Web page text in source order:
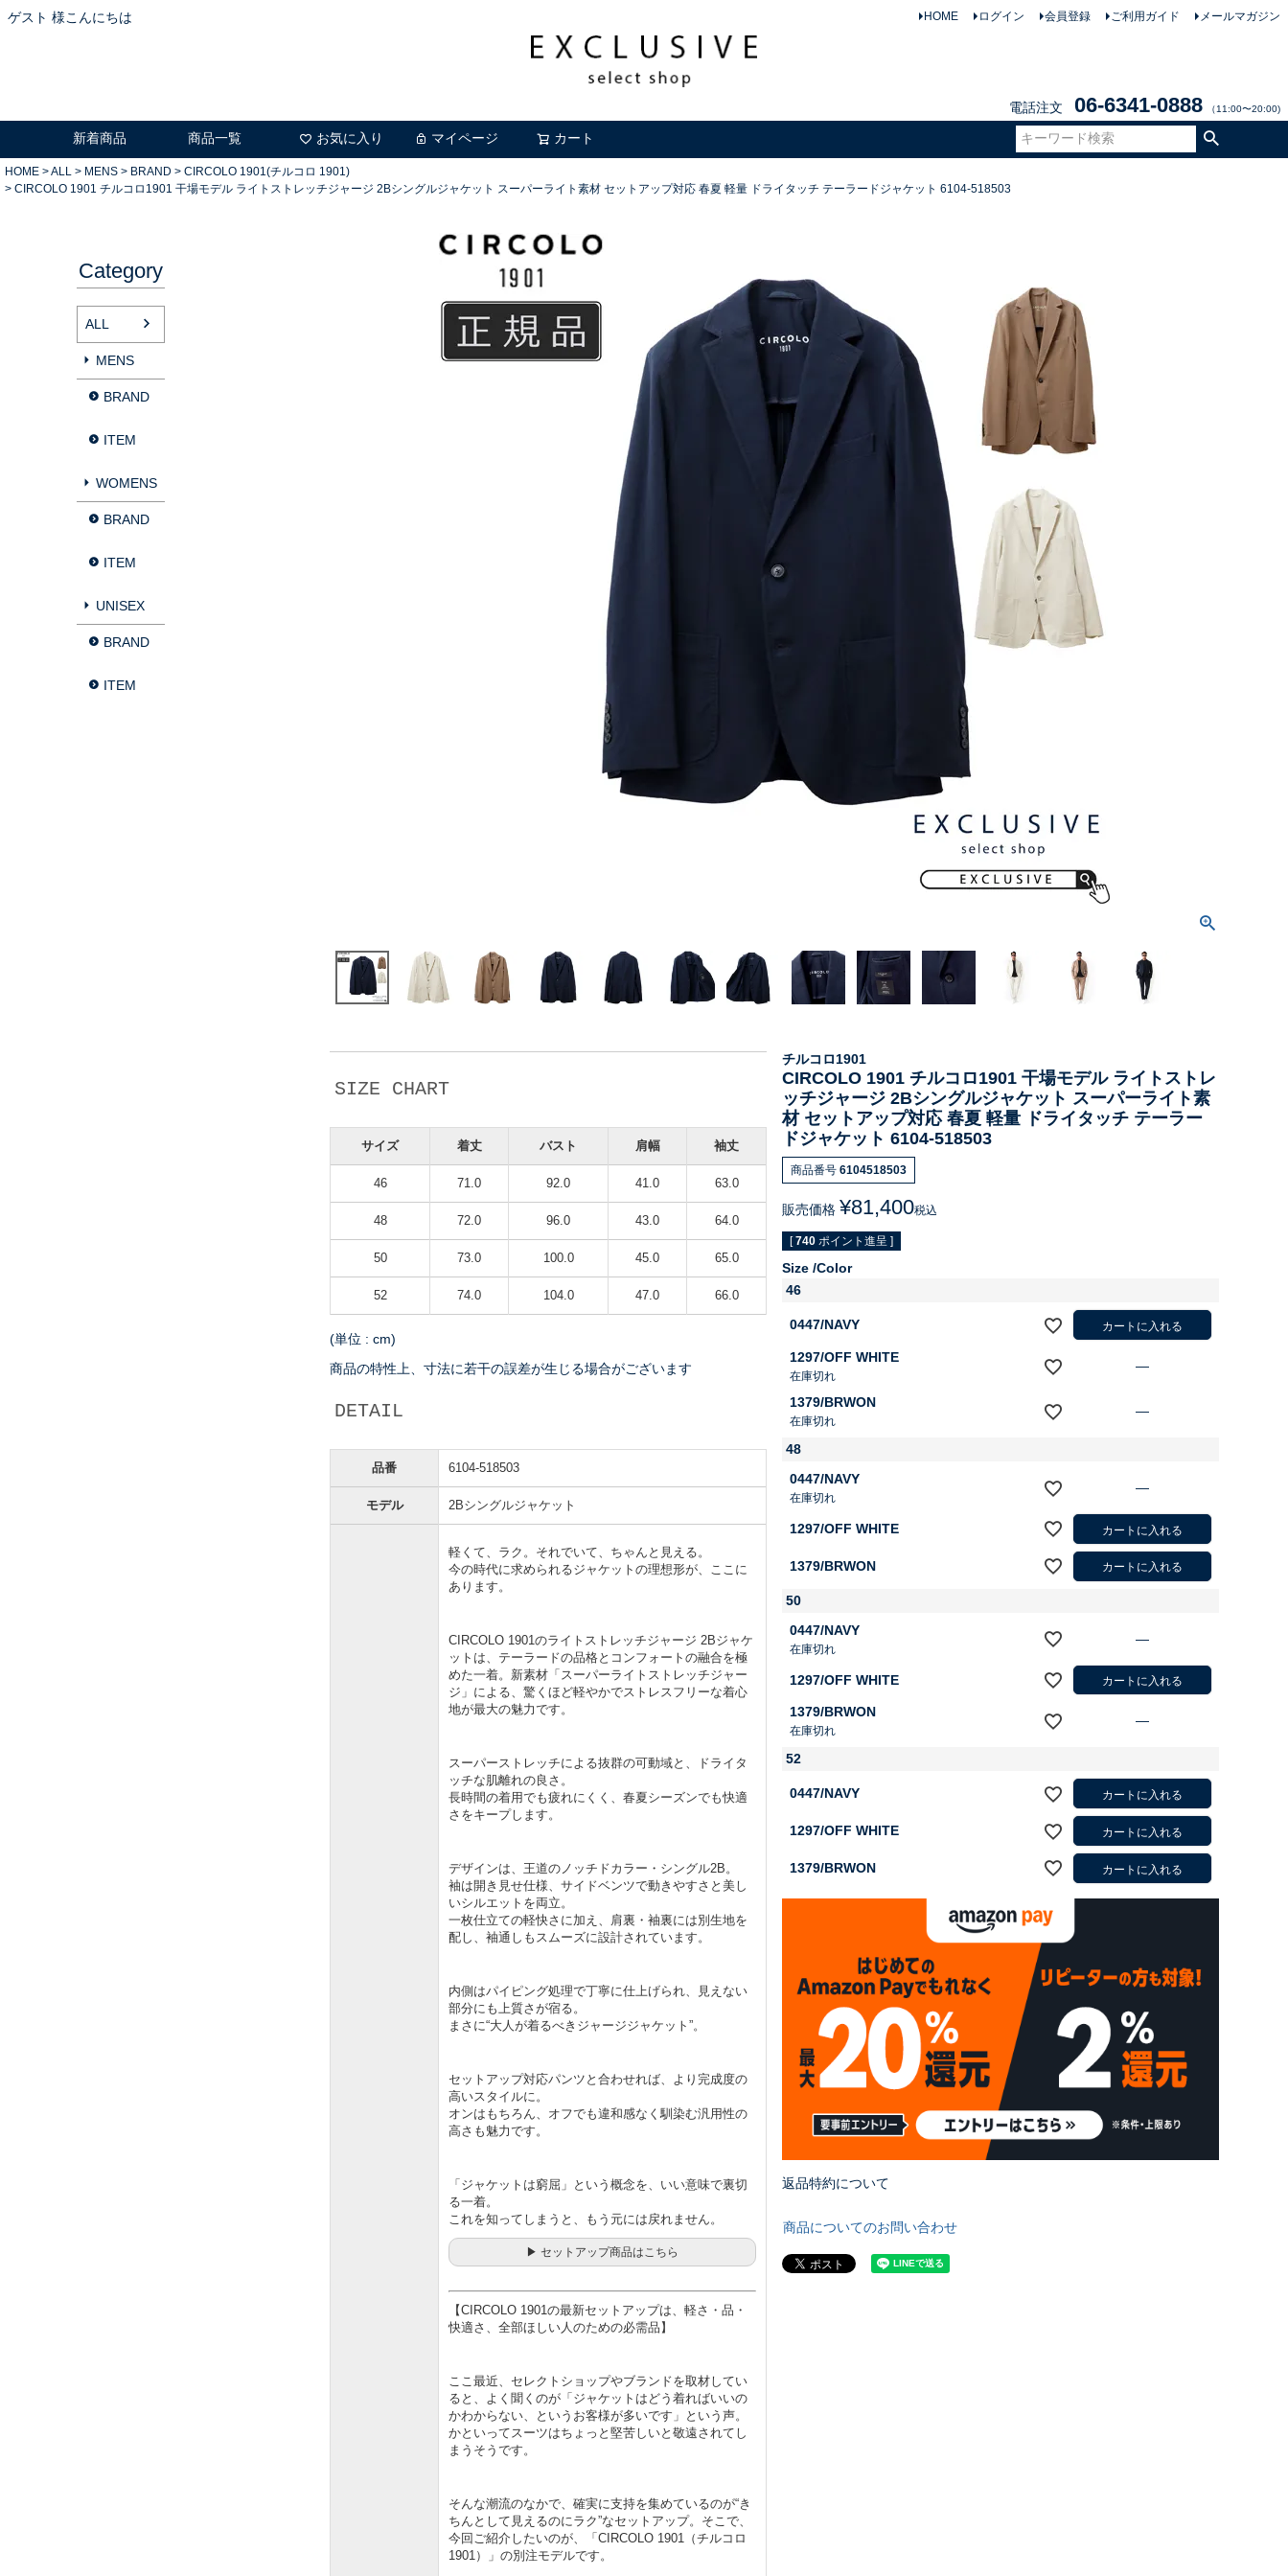
ゲスト 様こんにちは HOME ログイン 会員登録 ご利用ガイド メールマガジン
電話注文 06-6341-0888 （11:00〜20:00)
新着商品 商品一覧 お気に入り マイページ カート
HOME ALL MENS BRAND
CIRCOLO 1901(チルコロ 1901)
CIRCOLO 1901 チルコロ1901 干場モデル ライトストレッチジャージ 2Bシングルジャケット スーパーライト素材 セットアップ対応 春夏 軽量 ドライタッチ テーラードジャケット 6104-518503
Category
ALL
MENS
BRAND
ITEM
WOMENS
BRAND
ITEM
UNISEX
BRAND
ITEM
SIZE CHART
サイズ 着丈 バスト 肩幅 袖丈
46 71.0 92.0 41.0 63.0
48 72.0 96.0 43.0 64.0
50 73.0 100.0 45.0 65.0
52 74.0 104.0 47.0 66.0
(単位 : cm)
商品の特性上、寸法に若干の誤差が生じる場合がございます
DETAIL
品番 6104-518503
モデル 2Bシングルジャケット
軽くて、ラク。それでいて、ちゃんと見える。
今の時代に求められるジャケットの理想形が、ここに
あります。
CIRCOLO 1901のライトストレッチジャージ 2Bジャケ
ットは、テーラードの品格とコンフォートの融合を極
めた一着。新素材「スーパーライトストレッチジャー
ジ」による、驚くほど軽やかでストレスフリーな着心
地が最大の魅力です。
スーパーストレッチによる抜群の可動域と、ドライタ
ッチな肌離れの良さ。
長時間の着用でも疲れにくく、春夏シーズンでも快適
さをキープします。
デザインは、王道のノッチドカラー・シングル2B。
袖は開き見せ仕様、サイドベンツで動きやすさと美し
いシルエットを両立。
一枚仕立ての軽快さに加え、肩裏・袖裏には別生地を
配し、袖通しもスムーズに設計されています。
内側はパイピング処理で丁寧に仕上げられ、見えない
部分にも上質さが宿る。
まさに“大人が着るべきジャージジャケット”。
セットアップ対応パンツと合わせれば、より完成度の
高いスタイルに。
オンはもちろん、オフでも違和感なく馴染む汎用性の
高さも魅力です。
「ジャケットは窮屈」という概念を、いい意味で裏切
る一着。
これを知ってしまうと、もう元には戻れません。
▶ セットアップ商品はこちら
【CIRCOLO 1901の最新セットアップは、軽さ・品・
快適さ、全部ほしい人のための必需品】
ここ最近、セレクトショップやブランドを取材してい
ると、よく聞くのが「ジャケットはどう着ればいいの
かわからない、というお客様が多いです」という声。
かといってスーツはちょっと堅苦しいと敬遠されてし
まうそうです。
そんな潮流のなかで、確実に支持を集めているのが“き
ちんとして見えるのにラク”なセットアップ。そこで、
今回ご紹介したいのが、「CIRCOLO 1901（チルコロ
1901）」の別注モデルです。
チルコロ1901
CIRCOLO 1901 チルコロ1901 干場モデル ライトストレ
ッチジャージ 2Bシングルジャケット スーパーライト素
材 セットアップ対応 春夏 軽量 ドライタッチ テーラー
ドジャケット 6104-518503
商品番号 6104518503
販売価格 ¥81,400税込
[ 740 ポイント進呈 ]
Size Color
46
0447/NAVY カートに入れる
1297/OFF WHITE
在庫切れ
—
1379/BRWON
在庫切れ
—
48
0447/NAVY
在庫切れ
—
1297/OFF WHITE カートに入れる
1379/BRWON カートに入れる
50
0447/NAVY
在庫切れ
—
1297/OFF WHITE カートに入れる
1379/BRWON
在庫切れ
—
52
0447/NAVY カートに入れる
1297/OFF WHITE カートに入れる
1379/BRWON カートに入れる
返品特約について
商品についてのお問い合わせ